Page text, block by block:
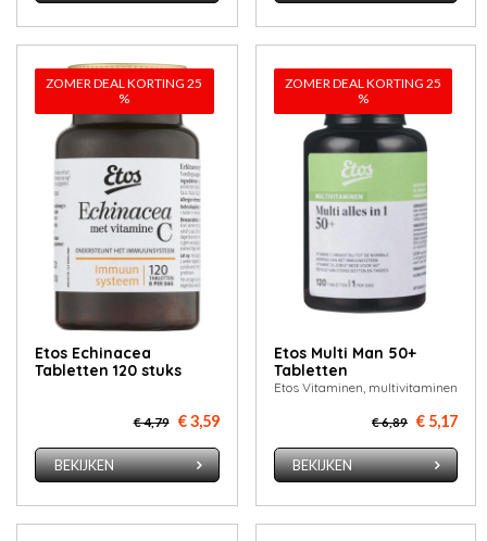
ZOMER DEAL KORTING 25
%
Etos Echinacea
Tabletten 120 stuks
€ 4,79 € 3,59
BEKIJKEN
ZOMER DEAL KORTING 25
%
Etos Multi Man 50+
Tabletten
Etos Vitaminen, multivitaminen
€ 6,89 € 5,17
BEKIJKEN